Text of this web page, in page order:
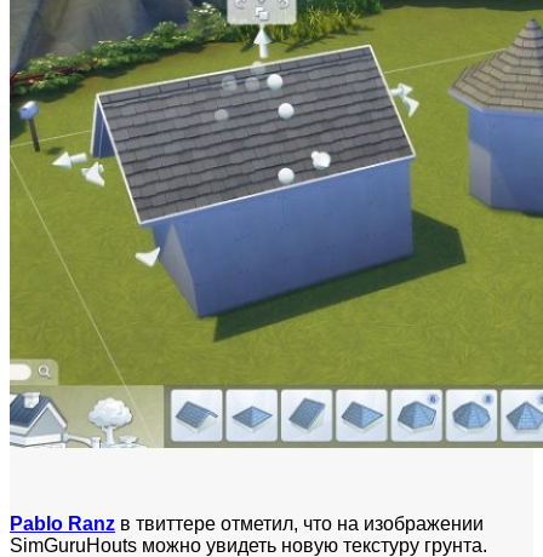
Pablo Ranz в твиттере отметил, что на изображении
SimGuruHouts можно увидеть новую текстуру грунта.